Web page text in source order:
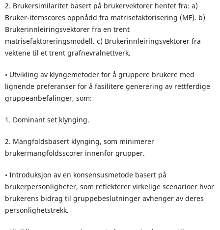
2. Brukersimilaritet basert på brukervektorer hentet fra: a)
Bruker-itemscores oppnådd fra matrisefaktorisering (MF). b)
Brukerinnleiringsvektorer fra en trent
matrisefaktoreringsmodell. c) Brukerinnleiringsvektorer fra
vektene til et trent grafnevralnettverk.
• Utvikling av klyngemetoder for å gruppere brukere med
lignende preferanser for å fasilitere generering av rettferdige
gruppeanbefalinger, som:
1. Dominant set klynging.
2. Mangfoldsbasert klynging, som minimerer
brukermangfoldsscorer innenfor grupper.
• Introduksjon av en konsensusmetode basert på
brukerpersonligheter, som reflekterer virkelige scenarioer hvor
brukerens bidrag til gruppebeslutninger avhenger av deres
personlighetstrekk.